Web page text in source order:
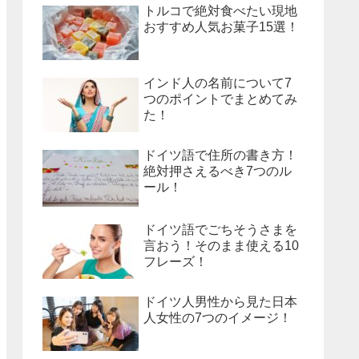
トルコで絶対食べたい現地
おすすめ人気お菓子15選！
インド人の名前について7
つのポイントでまとめてみ
た！
ドイツ語で住所の書き方！
絶対押さえるべき7つのル
ール！
ドイツ語でごちそうさまを
言おう！そのまま使える10
フレーズ！
ドイツ人男性から見た日本
人女性の7つのイメージ！